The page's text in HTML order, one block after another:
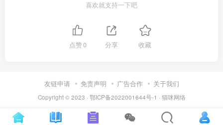
喜欢就支持一下吧
点赞0 分享 收藏
友链申请 免责声明 广告合作 关于我们
Copyright © 2023 · 鄂ICP备2022001644号-1 · 猫咪网络